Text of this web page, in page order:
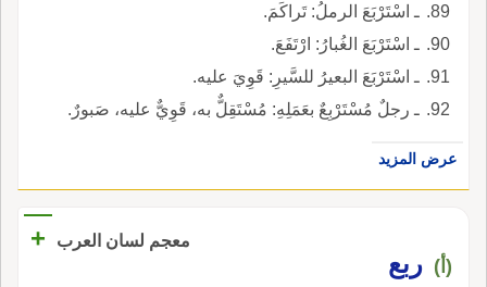
ـ اسْتَرْبَعَ الرملُ: تَراكَمَ.
ـ اسْتَرْبَعَ الغُبارُ: ارْتَفَعَ.
ـ اسْتَرْبَعَ البعيرُ للسَّيرِ: قَوِيَ عليه.
ـ رجلٌ مُسْتَرْبِعٌ بعَمَلِهِ: مُسْتَقِلٌّ به، قَوِيٌّ عليه، صَبورٌ.
عرض المزيد
معجم لسان العرب +
(أ) ربع